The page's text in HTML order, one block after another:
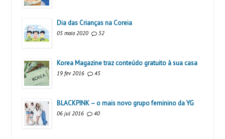
Dia das Crianças na Coreia
05 maio 2020 52
Korea Magazine traz conteúdo gratuito à sua casa
19 fev 2016 45
BLACKPINK – o mais novo grupo feminino da YG
06 jul 2016 40